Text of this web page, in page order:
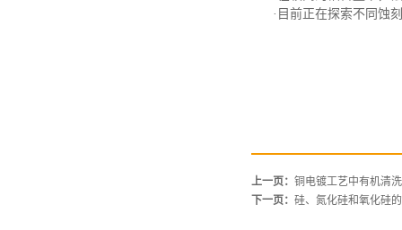
·目前正在探索不同蚀
上一页： 铜电镀工艺中有机清
下一页： 硅、氮化硅和氧化硅